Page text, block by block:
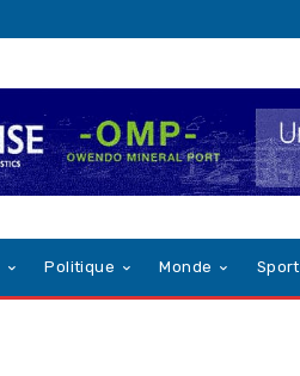
Politique Monde Sport